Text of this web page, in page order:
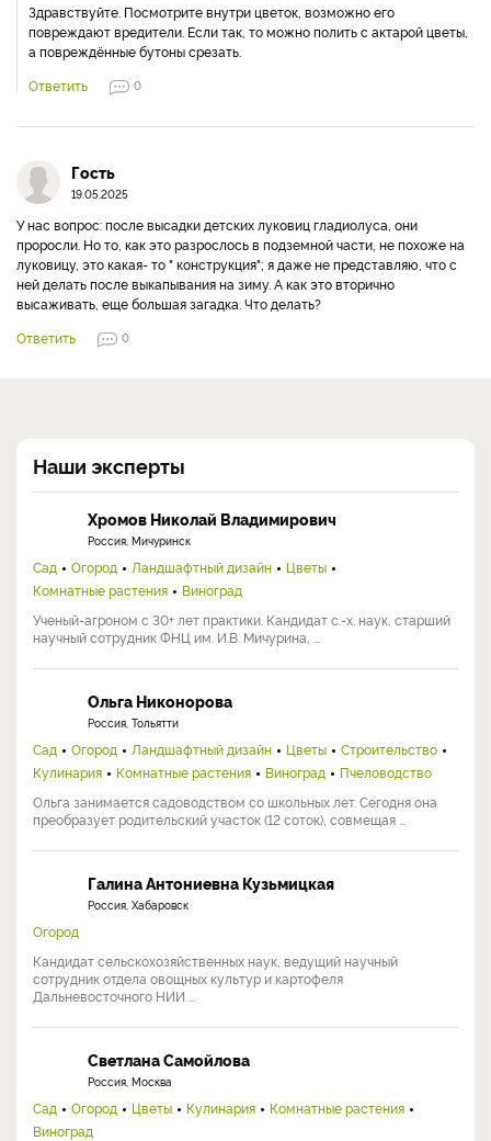
Здравствуйте. Посмотрите внутри цветок, возможно его
повреждают вредители. Если так, то можно полить с актарой цветы,
а повреждённые бутоны срезать.
Ответить
0
Гость
19.05.2025
У нас вопрос: после высадки детских луковиц гладиолуса, они
проросли. Но то, как это разрослось в подземной части, не похоже на
луковицу, это какая- то " конструкция"; я даже не представляю, что с
ней делать после выкапывания на зиму. А как это вторично
высаживать, еще большая загадка. Что делать?
Ответить
0
Наши эксперты
Хромов Николай Владимирович
Россия, Мичуринск
Сад Огород Ландшафтный дизайн
Цветы
Комнатные растения
Виноград
Ученый-агроном с 30+ лет практики. Кандидат с.-х. наук, старший
научный сотрудник ФНЦ им. И.В. Мичурина, ...
Ольга Никонорова
Россия, Тольятти
Сад Огород Ландшафтный дизайн Цветы
Строительство
Кулинария
Комнатные растения Виноград
Пчеловодство
Ольга занимается садоводством со школьных лет. Сегодня она
преобразует родительский участок (12 соток), совмещая ...
Галина Антониевна Кузьмицкая
Россия, Хабаровск
Огород
Кандидат сельскохозяйственных наук, ведущий научный
сотрудник отдела овощных культур и картофеля
Дальневосточного НИИ ...
Светлана Самойлова
Россия, Москва
Сад Огород Цветы Кулинария
Комнатные растения
Виноград